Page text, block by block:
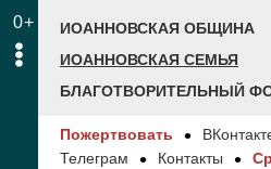
0+
ИОАННОВСКАЯ ОБЩИНА
ИОАННОВСКАЯ СЕМЬЯ
БЛАГОТВОРИТЕЛЬНЫЙ
Пожертвовать
Телеграм
Контакты